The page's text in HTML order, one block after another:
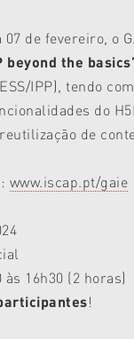
de fevereiro, o
beyond the
IPP), tendo
do
de
www.iscap.pt/gaie
às 16h30 (2 horas)
!